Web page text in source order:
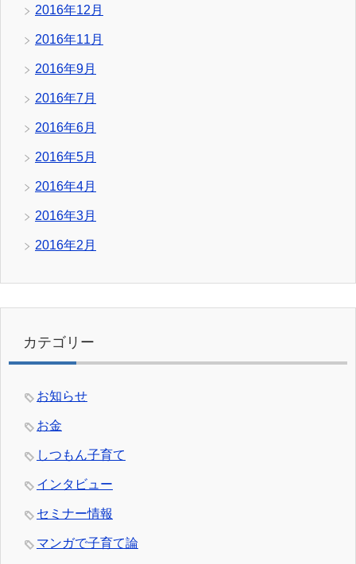
2016年12月
2016年11月
2016年9月
2016年7月
2016年6月
2016年5月
2016年4月
2016年3月
2016年2月
カテゴリー
お知らせ
お金
しつもん子育て
インタビュー
セミナー情報
マンガで子育て論